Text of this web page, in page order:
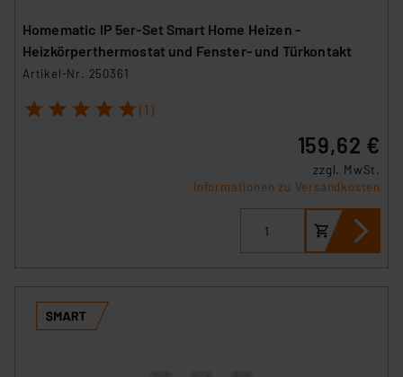
Homematic IP 5er-Set Smart Home Heizen -
Heizkörperthermostat und Fenster- und Türkontakt
Artikel-Nr. 250361
1 2 3 4 5 (1)
159,62 €
zzgl. MwSt.
Informationen zu Versandkosten